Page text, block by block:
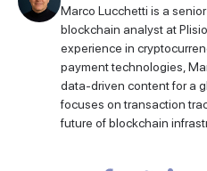
Marco Lucchetti is a
blockchain analyst at
experience in
payment technologies,
data-driven content for a
focuses on transaction
future of blockchain